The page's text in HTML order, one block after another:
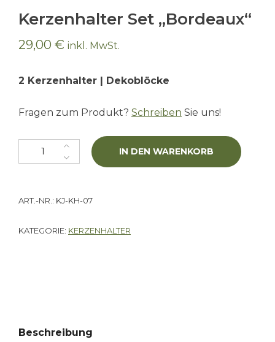
Kerzenhalter Set „Bordeaux“
29,00 € inkl. MwSt.
2 Kerzenhalter | Dekoblöcke
Fragen zum Produkt? Schreiben Sie uns!
Kerzenhalter Set "Bordeaux" Menge
IN DEN WARENKORB
ART.-NR.: KJ-KH-07
KATEGORIE: KERZENHALTER
Beschreibung